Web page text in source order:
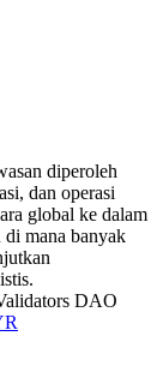
diperoleh
dan operasi
global ke dalam
mana banyak
DAO